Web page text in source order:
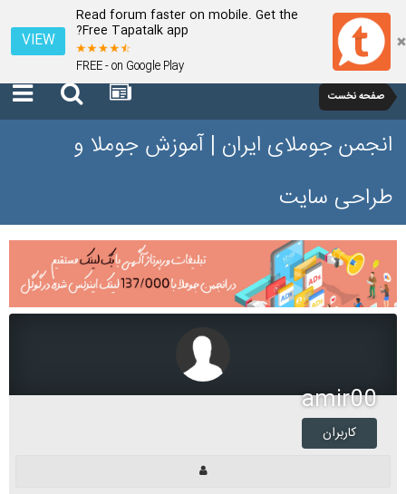
Read forum faster on mobile. Get the
Free Tapatalk app?
FREE - on Google Play
VIEW
صفحه نخست
انجمن جوملای ایران | آموزش جوملا و
طراحی سایت
amir00
کاربران